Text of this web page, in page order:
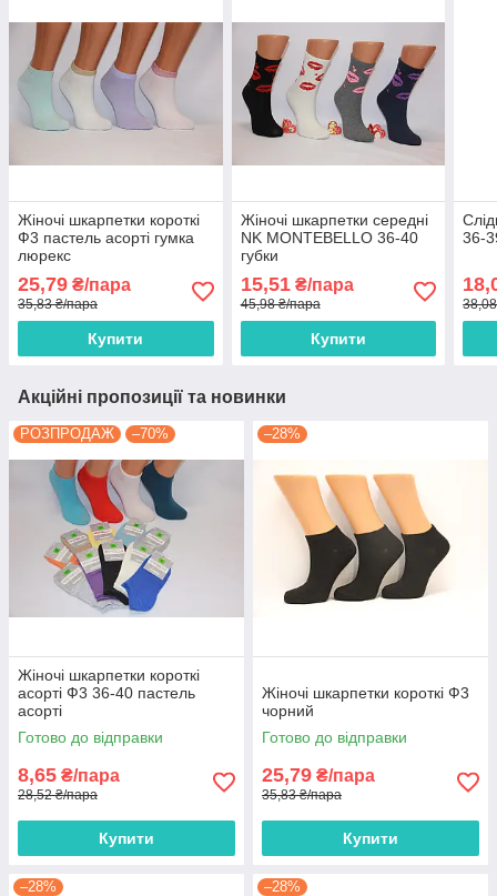
Жіночі шкарпетки короткі
Ф3 пастель асорті гумка
люрекс
25,79 ₴/пара
35,83 ₴/пара
Купити
Жіночі шкарпетки середні
NK MONTEBELLO 36-40
губки
15,51₴/пара
45,98 ₴/пара
Купити
36-
Акційні пропозиції та новинки
РОЗПРОДАЖ –70%
Жіночі шкарпетки короткі
асорті Ф3 36-40 пастель
асорті
Готово до відправки
8,65 ₴/пара
28,52 ₴/пара
Купити
–28%
Жіночі шкарпетки короткі Ф3
чорний
Готово до відправки
25,79 ₴/пара
35,83 ₴/пара
Купити
–28% –28%